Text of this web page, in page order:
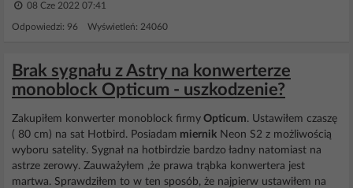
08 Cze 2022 07:41
Odpowiedzi: 96 Wyświetleń: 24060
Brak sygnału z Astry na konwerterze
monoblock Opticum - uszkodzenie?
Zakupiłem konwerter monoblock firmy Opticum. Ustawiłem czaszę
( 80 cm) na sat Hotbird. Posiadam miernik Neon S2 z możliwością
wyboru satelity. Sygnał na hotbirdzie bardzo ładny natomiast na
astrze zerowy. Zauważyłem ,że prawa trąbka konwertera jest
martwa. Sprawdziłem to w ten sposób, że najpierw ustawiłem na